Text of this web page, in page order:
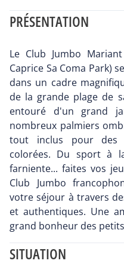
PRÉSENTATION
Le Club Jumbo
Caprice Sa Coma Park)
dans un cadre
de la grande plage de
entouré d'un grand
nombreux palmiers
tout inclus pour des
colorées. Du sport à
farniente... faites vos
Club Jumbo
votre séjour à travers
et authentiques. Une
grand bonheur des
SITUATION